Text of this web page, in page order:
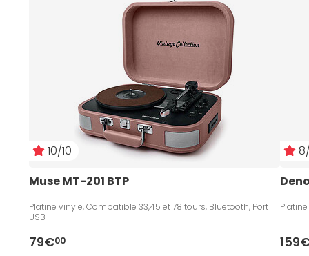
10/10
Muse MT-201 BTP
Platine vinyle, Compatible 33,45 et 78 tours, Bluetooth, Port
USB
79€00